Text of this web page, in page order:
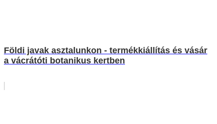
Földi javak asztalunkon - termékkiállítás és vásár
a vácrátóti botanikus kertben